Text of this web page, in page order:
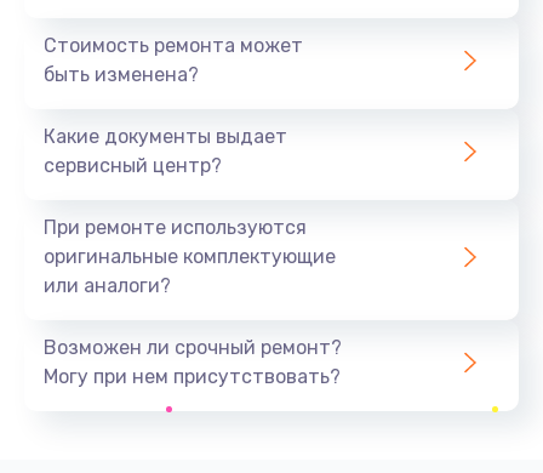
Стоимость ремонта может
быть изменена?
Какие документы выдает
сервисный центр?
При ремонте используются
оригинальные комплектующие
или аналоги?
Возможен ли срочный ремонт?
Могу при нем присутствовать?